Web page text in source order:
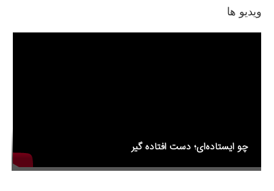
ویدیو ها
چو ایستاده‌ای؛ دست افتاده گیر
o
o